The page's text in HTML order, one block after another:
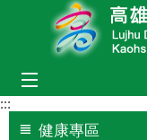
跳到主要內容區塊
:::
健康專區